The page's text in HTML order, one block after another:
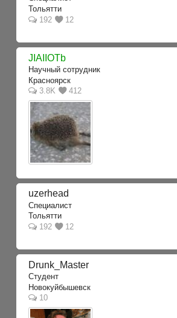
Тольятти
192
12
JIAIIOTb
Научный сотрудник
Красноярск
3.8K
412
uzerhead
Специалист
Тольятти
192
12
Drunk_Master
Студент
Новокуйбышевск
10